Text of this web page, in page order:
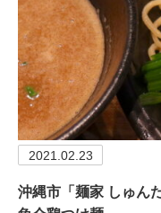
2021.02.23
沖縄市「麺家 しゅん